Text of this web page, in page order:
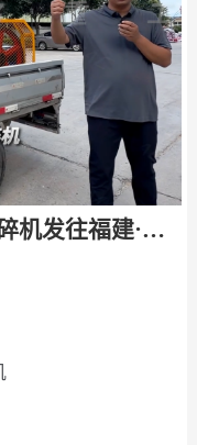
2PGT400*400弹簧对辊破碎机发往福建·厦门！